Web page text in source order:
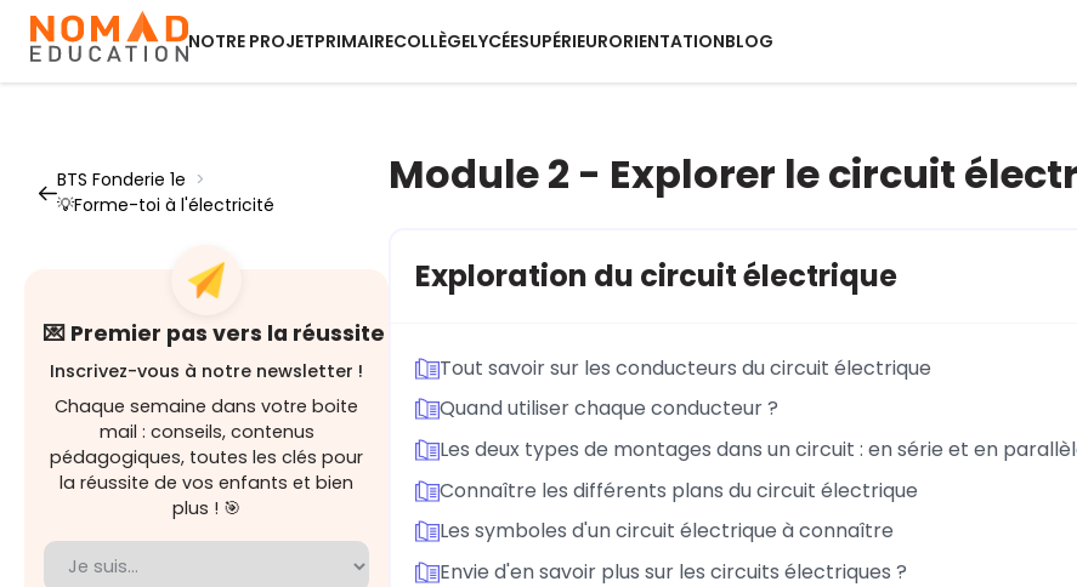
NOTRE PROJETPRIMAIRECOLLÈGELYCÉESUPÉRIEURORIENTATIONBLOG
BTS Fonderie 1e >
💡Forme-toi à l'électricité
💌 Premier pas vers la réussite
Inscrivez-vous à notre newsletter !
Chaque semaine dans votre boite
mail : conseils, contenus
pédagogiques, toutes les clés pour
la réussite de vos enfants et bien
plus ! 🎯
Module 2 - Explorer le circuit
Exploration du circuit électrique
Tout savoir sur les conducteurs du circuit électrique
Quand utiliser chaque conducteur ?
Les deux types de montages dans un circuit : en série et en
Connaître les différents plans du circuit électrique
Les symboles d'un circuit électrique à connaître
Envie d'en savoir plus sur les circuits électriques ?